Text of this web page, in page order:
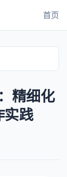
首页
精细化
实践